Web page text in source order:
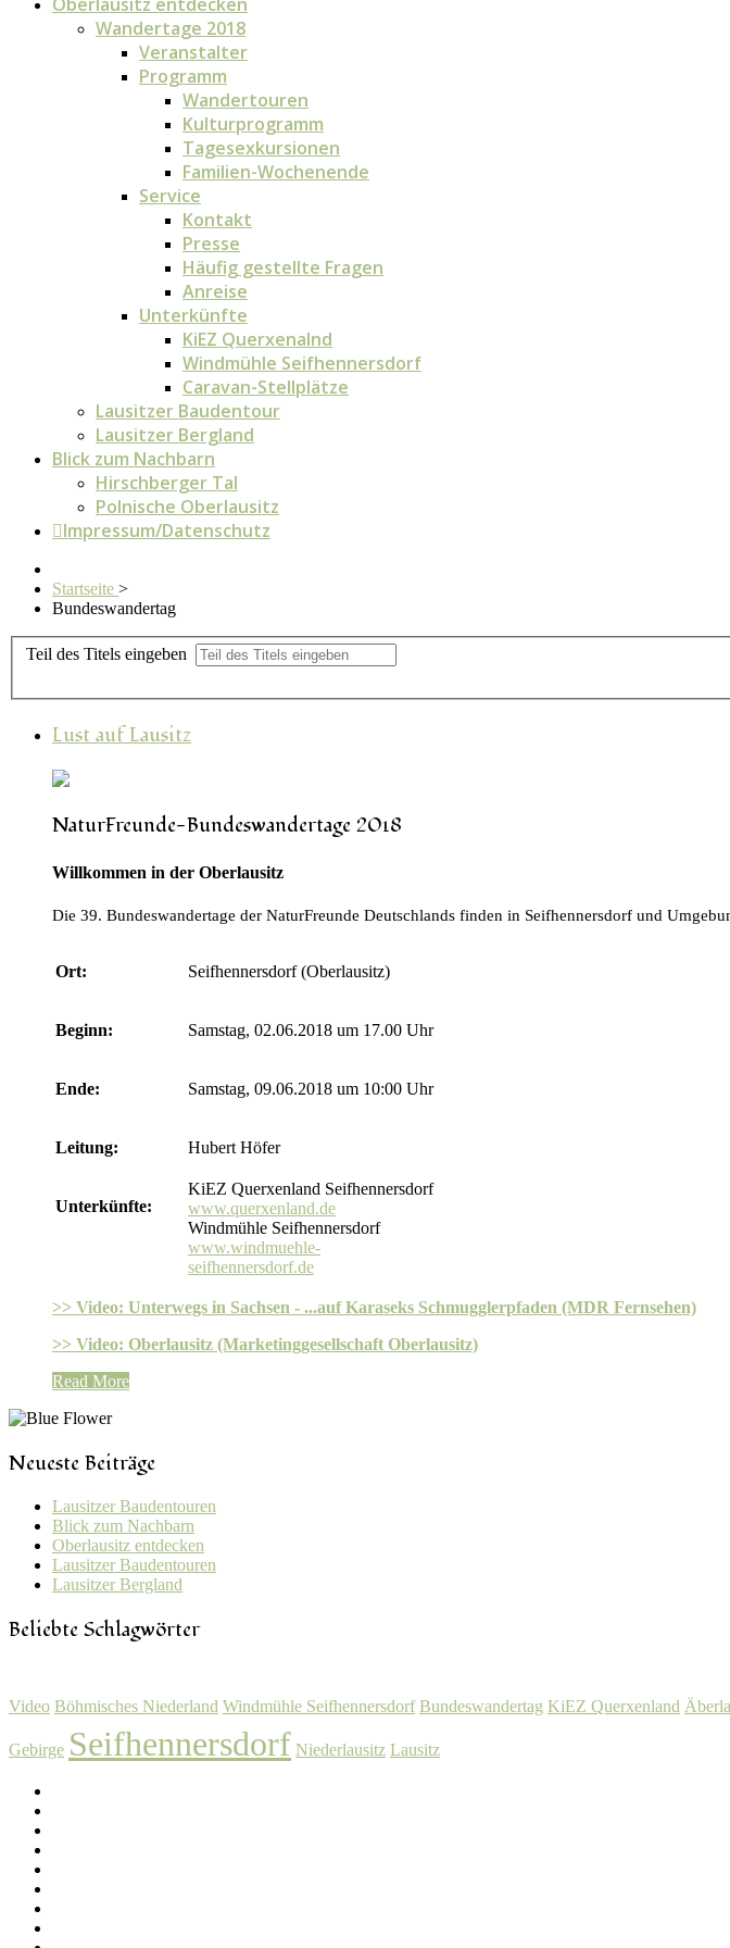
Wandertage 2018
Veranstalter
Programm
Wandertouren
Kulturprogramm
Tagesexkursionen
Familien-Wochenende
Service
Kontakt
Presse
Häufig gestellte Fragen
Anreise
Unterkünfte
KiEZ Querxenalnd
Windmühle Seifhennersdorf
Caravan-Stellplätze
Lausitzer Baudentour
Lausitzer Bergland
Blick zum Nachbarn
Hirschberger Tal
Polnische Oberlausitz
Impressum/Datenschutz
Startseite >
Bundeswandertag
Teil des Titels eingeben
Lust auf Lausitz
NaturFreunde-Bundeswandertage 2018
Willkommen in der Oberlausitz
Die 39. Bundeswandertage der NaturFreunde Deutschlands finden in Seifhennersdorf und
Ort: Seifhennersdorf (Oberlausitz)
Beginn: Samstag, 02.06.2018 um 17.00 Uhr
Ende: Samstag, 09.06.2018 um 10:00 Uhr
Leitung: Hubert Höfer
Unterkünfte:
KiEZ Querxenland Seifhennersdorf
www.querxenland.de
Windmühle Seifhennersdorf
www.windmuehle-
seifhennersdorf.de
>> Video: Unterwegs in Sachsen - ...auf Karaseks Schmugglerpfaden (MDR Fernsehen)
>> Video: Oberlausitz (Marketinggesellschaft Oberlausitz)
Read More
Neueste Beiträge
Lausitzer Baudentouren
Blick zum Nachbarn
Oberlausitz entdecken
Lausitzer Baudentouren
Lausitzer Bergland
Beliebte Schlagwörter
Video Böhmisches Niederland Windmühle Seifhennersdorf Bundeswandertag KiEZ Querxenland
Gebirge Seifhennersdorf Niederlausitz Lausitz